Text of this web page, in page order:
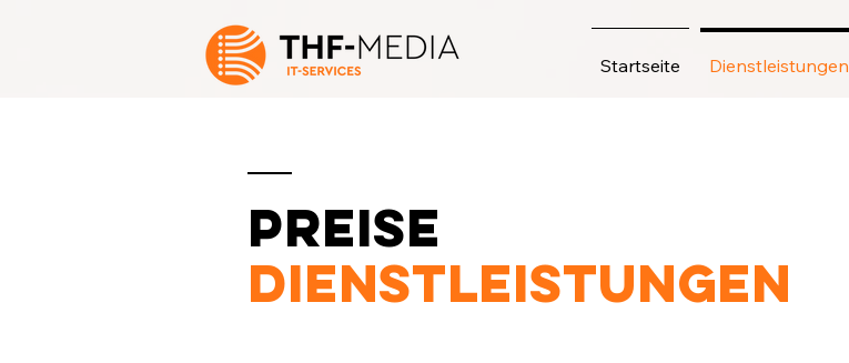
Startseite Dienstleistungen
Preise
Dienstleistungen